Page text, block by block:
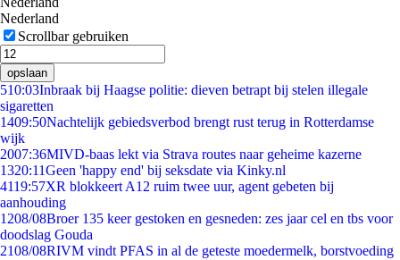
Nederland
Scrollbar gebruiken
opslaan
510:03Inbraak bij Haagse politie: dieven betrapt bij stelen illegale
sigaretten
1409:50Nachtelijk gebiedsverbod brengt rust terug in Rotterdamse
wijk
2007:36MIVD-baas lekt via Strava routes naar geheime kazerne
1320:11Geen 'happy end' bij seksdate via Kinky.nl
4119:57XR blokkeert A12 ruim twee uur, agent gebeten bij
aanhouding
1208/08Broer 135 keer gestoken en gesneden: zes jaar cel en tbs voor
doodslag Gouda
2108/08RIVM vindt PFAS in al de geteste moedermelk, borstvoeding